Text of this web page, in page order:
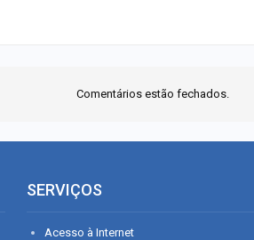
Comentários estão fechados.
SERVIÇOS
Acesso à Internet